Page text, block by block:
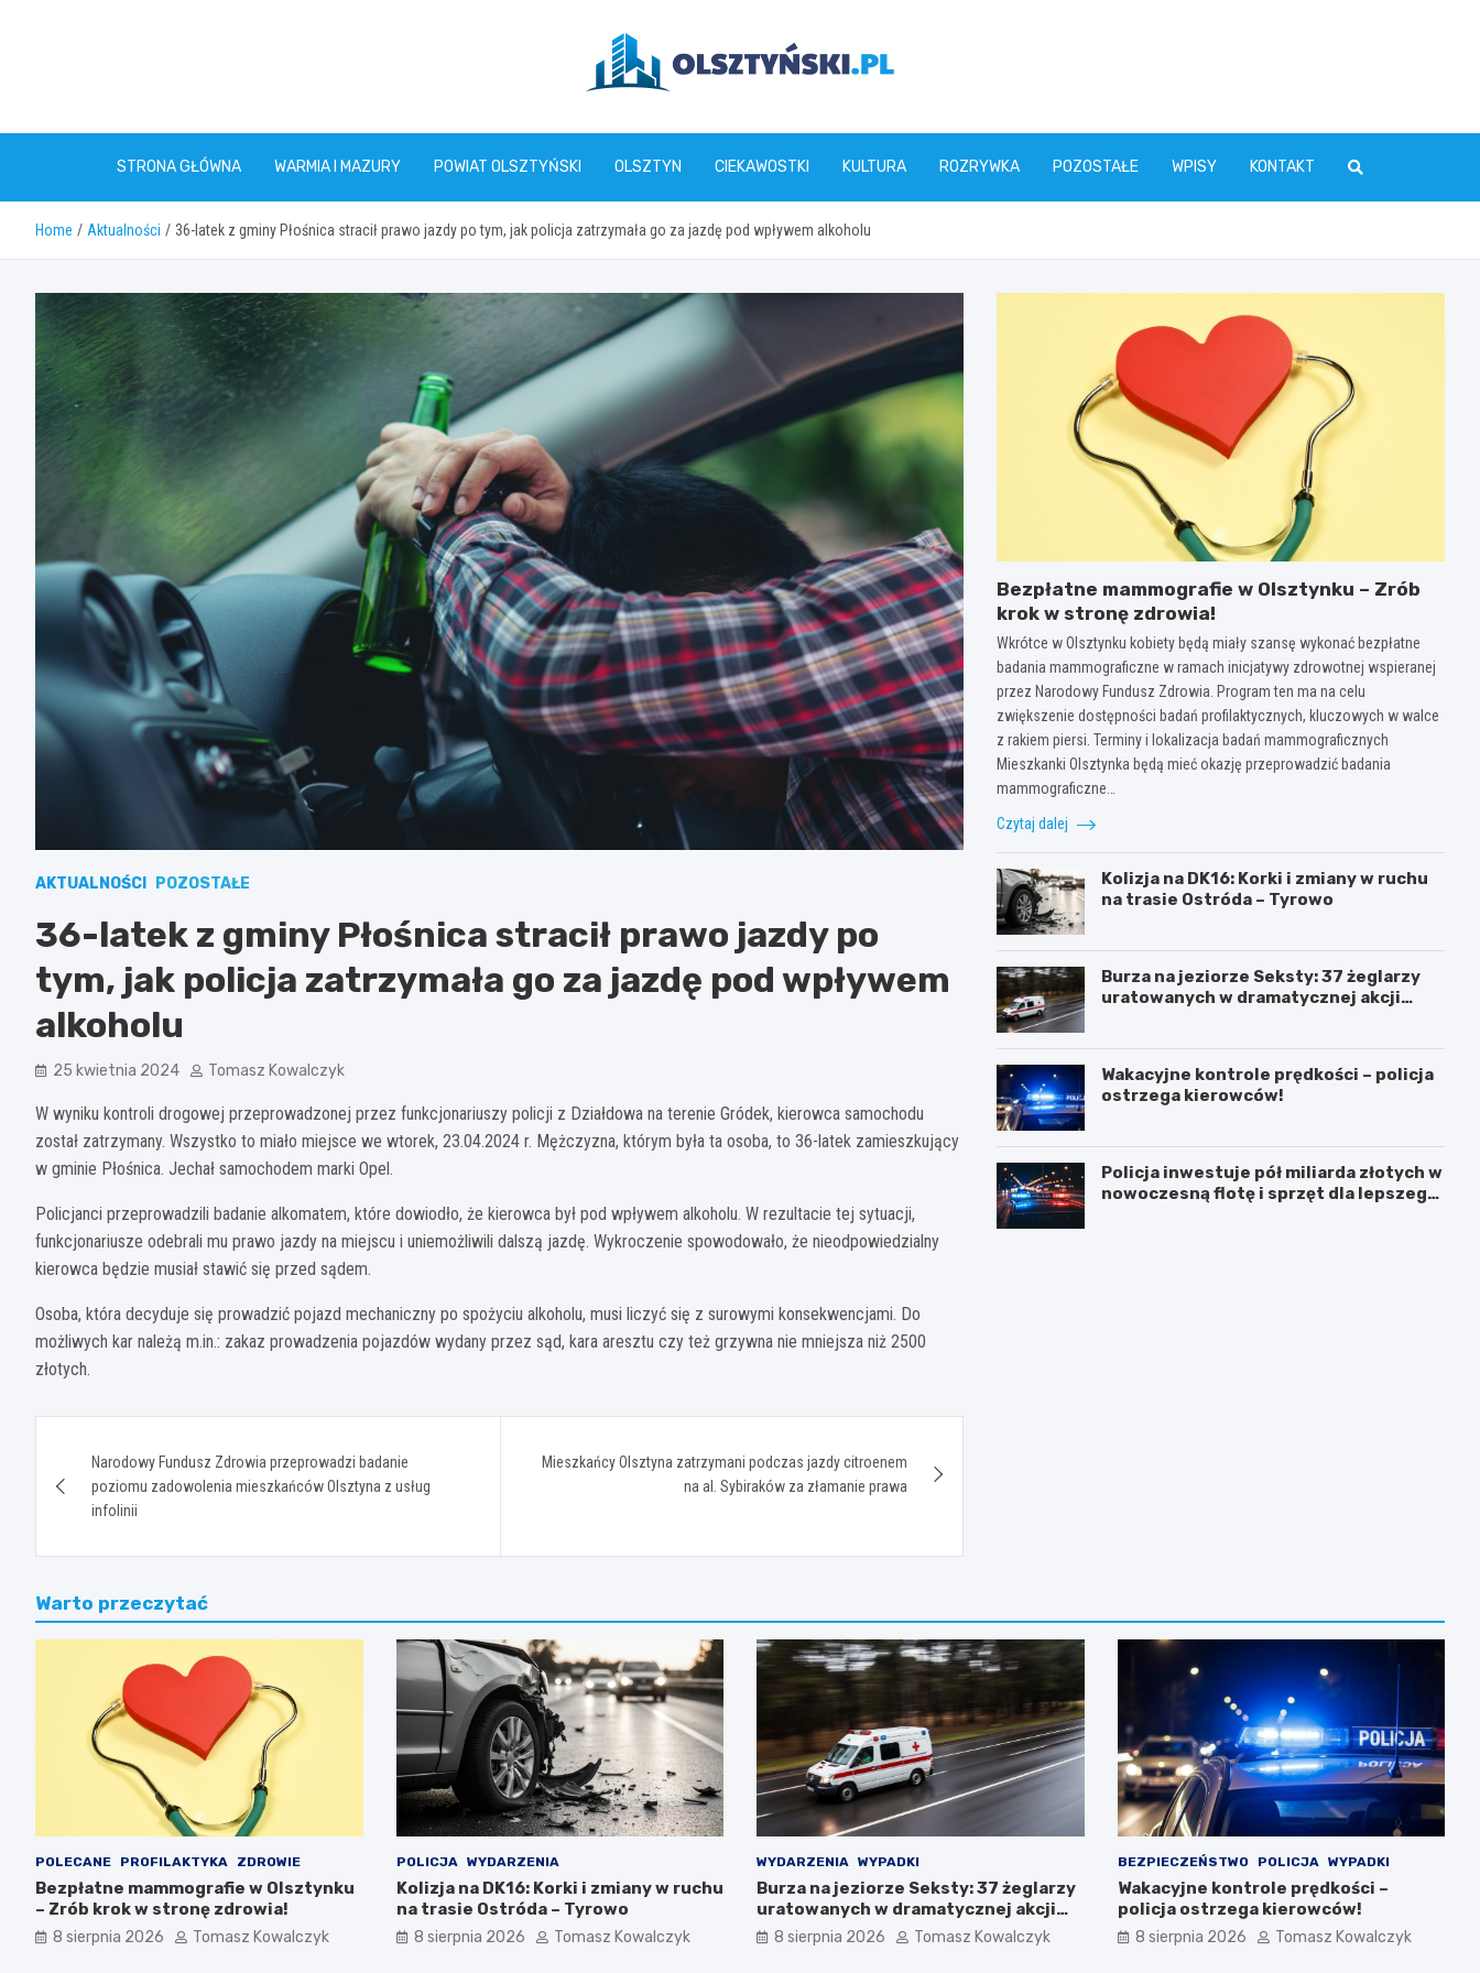
olsztynski.pl
STRONA GŁÓWNA WARMIA I MAZURY POWIAT OLSZTYŃSKI OLSZTYN CIEKAWOSTKI KULTURA ROZRYWKA POZOSTAŁE WPISY KONTAKT
Home Aktualności 36-latek z gminy Płośnica stracił prawo jazdy po tym, jak policja zatrzymała go za jazdę pod wpływem alkoholu
AKTUALNOŚCI POZOSTAŁE
36-latek z gminy Płośnica stracił prawo jazdy po
tym, jak policja zatrzymała go za jazdę pod wpływem
alkoholu
25 kwietnia 2024 Tomasz Kowalczyk
W wyniku kontroli drogowej przeprowadzonej przez funkcjonariuszy policji z Działdowa na terenie Gródek, kierowca samochodu
został zatrzymany. Wszystko to miało miejsce we wtorek, 23.04.2024 r. Mężczyzna, którym była ta osoba, to 36-latek zamieszkujący
w gminie Płośnica. Jechał samochodem marki Opel.
Policjanci przeprowadzili badanie alkomatem, które dowiodło, że kierowca był pod wpływem alkoholu. W rezultacie tej sytuacji,
funkcjonariusze odebrali mu prawo jazdy na miejscu i uniemożliwili dalszą jazdę. Wykroczenie spowodowało, że nieodpowiedzialny
kierowca będzie musiał stawić się przed sądem.
Osoba, która decyduje się prowadzić pojazd mechaniczny po spożyciu alkoholu, musi liczyć się z surowymi konsekwencjami. Do
możliwych kar należą m.in.: zakaz prowadzenia pojazdów wydany przez sąd, kara aresztu czy też grzywna nie mniejsza niż 2500
złotych.
wpisuNarodowy Fundusz Zdrowia przeprowadzi badanie
poziomu zadowolenia mieszkańców Olsztyna z usług
infolinii
Mieszkańcy Olsztyna zatrzymani podczas jazdy citroenem
na al. Sybiraków za złamanie prawa
Bezpłatne mammografie w Olsztynku – Zrób
krok w stronę zdrowia!
Wkrótce w Olsztynku kobiety będą miały szansę wykonać bezpłatne
badania mammograficzne w ramach inicjatywy zdrowotnej wspieranej
przez Narodowy Fundusz Zdrowia. Program ten ma na celu
zwiększenie dostępności badań profilaktycznych, kluczowych w walce
z rakiem piersi. Terminy i lokalizacja badań mammograficznych
Mieszkanki Olsztynka będą mieć okazję przeprowadzić badania
mammograficzne…
Czytaj dalej
Kolizja na DK16: Korki i zmiany w ruchu
na trasie Ostróda – Tyrowo
Burza na jeziorze Seksty: 37 żeglarzy
uratowanych w dramatycznej akcji
Wakacyjne kontrole prędkości – policja
ostrzega kierowców!
Policja inwestuje pół miliarda złotych w
nowoczesną flotę i sprzęt dla lepszego
Warto przeczytać
POLECANE PROFILAKTYKA ZDROWIE
Bezpłatne mammografie w Olsztynku
– Zrób krok w stronę zdrowia!
8 sierpnia 2026 Tomasz Kowalczyk
POLICJA WYDARZENIA
Kolizja na DK16: Korki i zmiany w ruchu
na trasie Ostróda – Tyrowo
8 sierpnia 2026 Tomasz Kowalczyk
WYDARZENIA WYPADKI
Burza na jeziorze Seksty: 37 żeglarzy
uratowanych w dramatycznej akcji
ratunkowej
8 sierpnia 2026 Tomasz Kowalczyk
BEZPIECZEŃSTWO POLICJA WYPADKI
Wakacyjne kontrole prędkości –
policja ostrzega kierowców!
8 sierpnia 2026 Tomasz Kowalczyk